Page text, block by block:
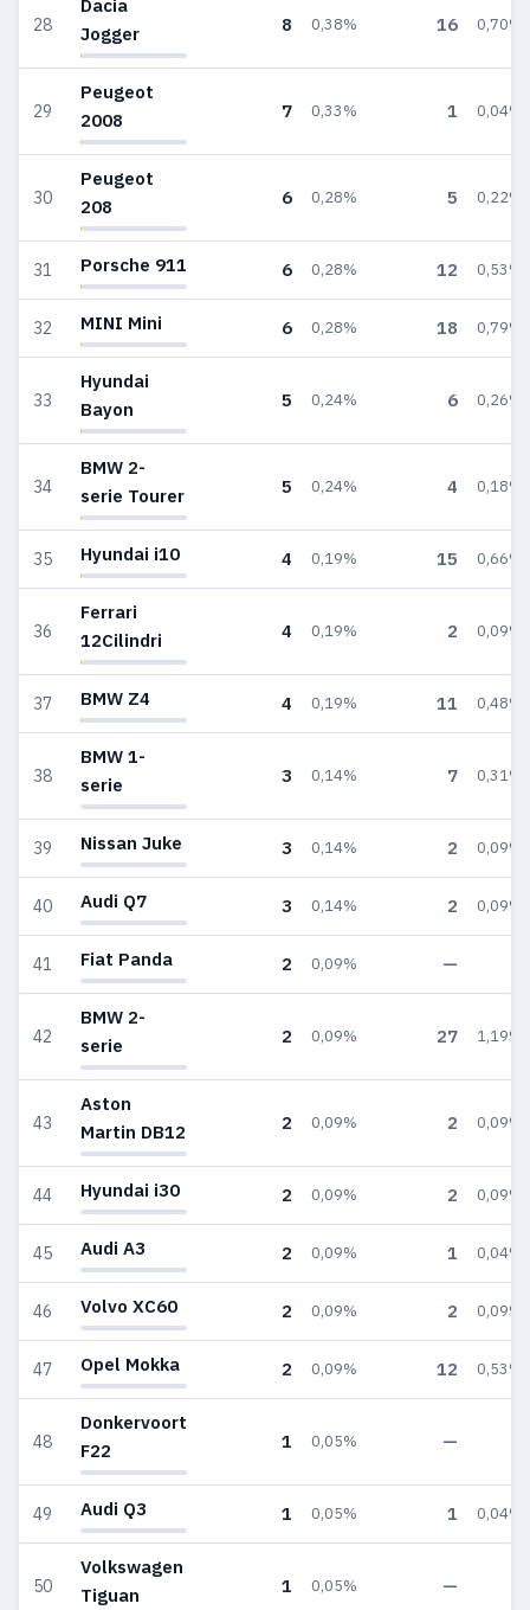
28
Dacia
Jogger
8 0,38% 16 0,70%
29
Peugeot
2008
7 0,33% 1 0,04%
30
Peugeot
208
6 0,28% 5 0,22%
31 Porsche 911 6 0,28% 12 0,53%
32 MINI Mini 6 0,28% 18 0,79%
33
Hyundai
Bayon
5 0,24% 6 0,26%
34
BMW 2-
serie Tourer
5 0,24% 4 0,18%
35 Hyundai i10 4 0,19% 15 0,66%
36
Ferrari
12Cilindri
4 0,19% 2 0,09%
37 BMW Z4 4 0,19% 11 0,48%
38
BMW 1-
serie
3 0,14% 7 0,31%
39 Nissan Juke 3 0,14% 2 0,09%
40 Audi Q7 3 0,14% 2 0,09%
41 Fiat Panda 2 0,09% —
42
BMW 2-
serie
2 0,09% 27 1,19%
43
Aston
Martin DB12
2 0,09% 2 0,09%
44 Hyundai i30 2 0,09% 2 0,09%
45 Audi A3 2 0,09% 1 0,04%
46 Volvo XC60 2 0,09% 2 0,09%
47 Opel Mokka 2 0,09% 12 0,53%
48
Donkervoort
F22
1 0,05% —
49 Audi Q3 1 0,05% 1 0,04%
50
Volkswagen
Tiguan
1 0,05% —